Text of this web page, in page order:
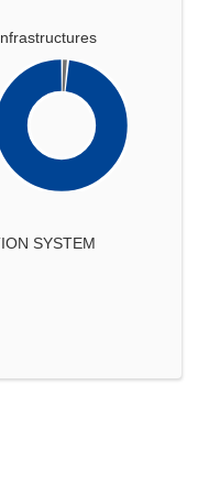
SYSTEM